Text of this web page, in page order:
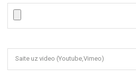
Saite uz video (Youtube,Vimeo)